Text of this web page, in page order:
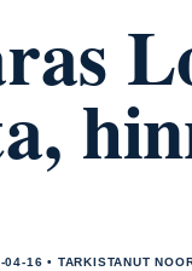
16 • TARKISTANUT